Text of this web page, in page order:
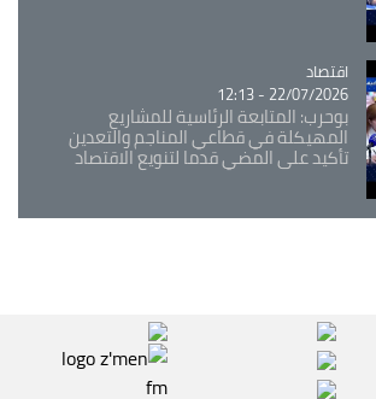
Catégorie
اقتصاد
22/07/2026 - 12:13
بوحرب: المتابعة الرئاسية للمشاريع
المهيكلة في قطاعي المناجم والتعدين
تأكيد على المضي قدما لتنويع الاقتصاد